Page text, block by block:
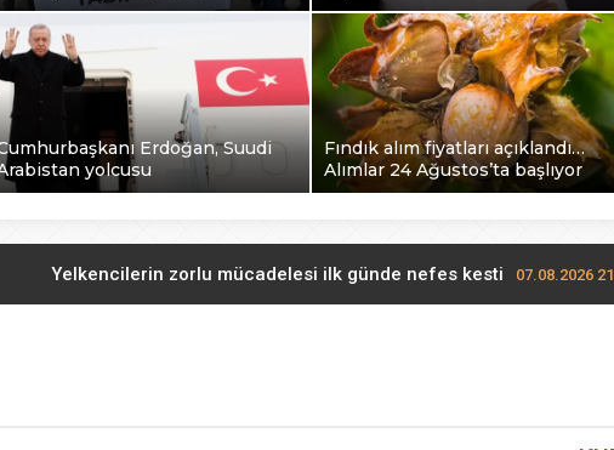
Erdoğan, Suudi
yolcusu
Fındık alım fiyatları açıklandı…
Alımlar 24 Ağustos’ta başlıyor
Yelkencilerin zorlu mücadelesi ilk günde nefes kesti 07.08.2026